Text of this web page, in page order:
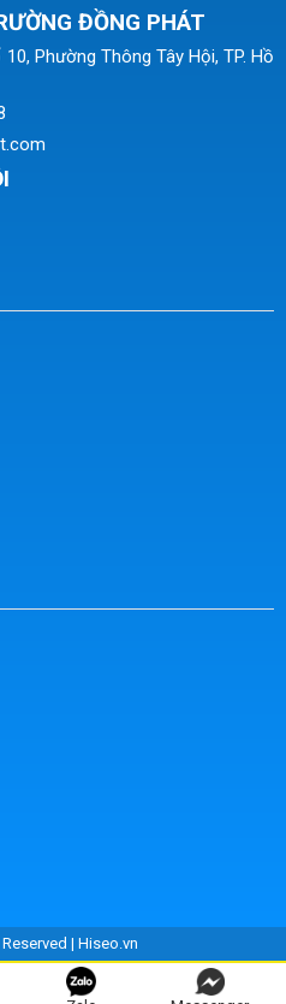
ĐỒNG PHÁT
Phường Thông Tây Hội, TP. Hồ
| Hiseo.vn